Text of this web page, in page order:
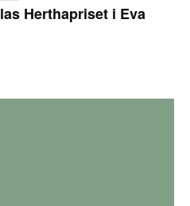
Herthapriset i Eva